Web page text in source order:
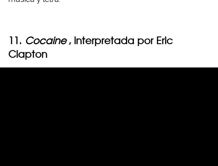
11. Cocaine , interpretada por Eric
Clapton